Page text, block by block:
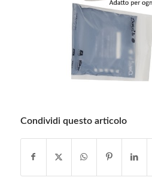
Condividi questo articolo